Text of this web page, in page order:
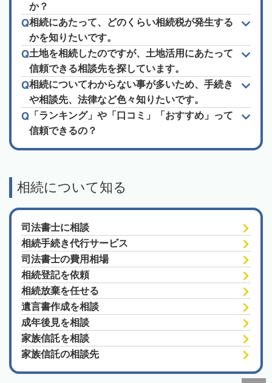
か？
相続にあたって、どのくらい相続税が発生する
かを知りたいです。
土地を相続したのですが、土地活用にあたって
信頼できる相談先を探しています。
相続についてわからない事が多いため、手続き
や相談先、法律など色々知りたいです。
「ランキング」や「口コミ」「おすすめ」って
信頼できるの？
相続について知る
司法書士に相談
相続手続き代行サービス
司法書士の費用相場
相続登記を依頼
相続放棄を任せる
遺言書作成を相談
成年後見を相談
家族信託を相談
家族信託の相談先